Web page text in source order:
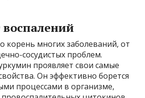
корень многих заболеваний, от
сосудистых проблем.
проявляет свои самые
Он эффективно борется
процессами в организме,